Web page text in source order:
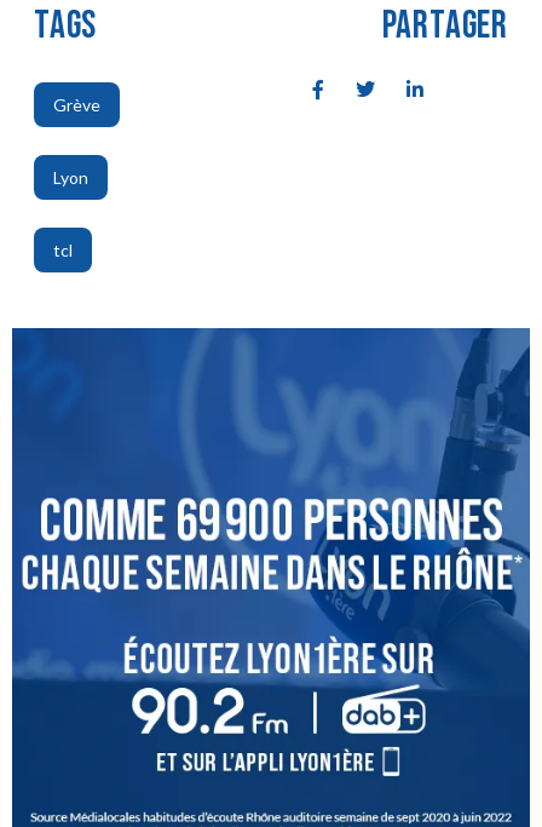
TAGS
Grève
,
Lyon
,
tcl
PARTAGER